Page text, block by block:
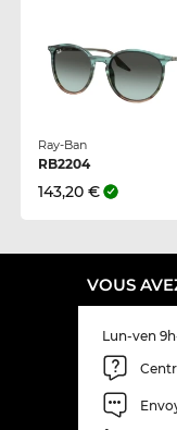
Ray-Ban
RB2204
143,20 €
VOUS
Lun-ven